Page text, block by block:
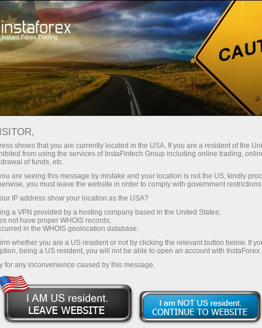
InstaForex
กับ InstaForex คุณจะได้รับเงื่อนไขที่
สูงสุด 1:5000 สเปรดและค่า
คอมมิชชั่นที่ดีที่สุดในตลาด รวมถึง
เงื่อนไขที่เหมาะสมสำหรับการเทรด
หุ้นและดัชนี
InstaForex ทุกคนสามารถรับโบนัส
สูงสุด 30% จากยอดฝาก และใช้
ประโยชน์จากโปรโมชั่นและข้อเสนอ
พิเศษอื่น ๆ
สเปรดต่ำมาก — กำไรสูง
โบนัส 30%
สำหรับทุกการฝาก
ความเร็ว
ในการเทรดและบนทางหลวง
แจ็กพอตของขวัญส่วนตัวของคุณ
ฝากเงินจำนวน $333 — เลือกของขวัญมูลค่าสูงสุด
$1,500
เทรดแบบไร้ความเสี่ยง — เรารับประกัน
shows that you are currently located in the USA. If you are a resident of the
from using the services of InstaFintech Group including online trading,
of funds, etc.
are seeing this message by mistake and your location is not the US, kindly
you must leave the website in order to comply with government
IP address show your location as the USA?
a VPN provided by a hosting company based in the United States;
not have proper WHOIS records;
in the WHOIS geolocation database.
whether you are a US resident or not by clicking the relevant button below. If
being a US resident, you will not be able to open an account with InstaForex
for any inconvenience caused by this message.